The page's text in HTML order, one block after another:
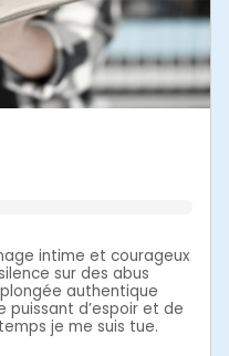
intime et courageux
sur des abus
authentique
puissant d’espoir et de
je me suis tue.